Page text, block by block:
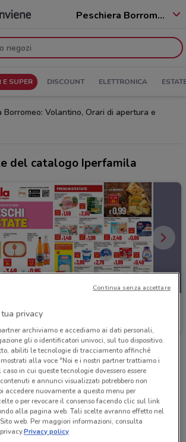
Peschiera Borromeo - 20068
E SUPER DISCOUNT ELETTRONICA
Borromeo: Volantino, Orari di apertura e
del catalogo Iperfamila
privacy
archiviamo e accediamo ai dati personali,
gli o identificatori univoci, sul tuo dispositivo.
abiliti le tecnologie di tracciamento affinché
alla voce "Noi e i nostri partner trattiamo i
in cui queste tecnologie dovessero essere
e annunci visualizzati potrebbero non
accedere nuovamente a questo menu per
o per revocare il consenso facendo clic sul link
alla pagina web. Tali scelte avranno effetto nel
web. Per maggiori informazioni, consulta
Privacy policy
Continua senza accettare